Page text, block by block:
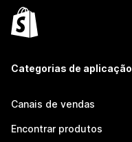
Categorias de aplicação
Canais de vendas
Encontrar produtos